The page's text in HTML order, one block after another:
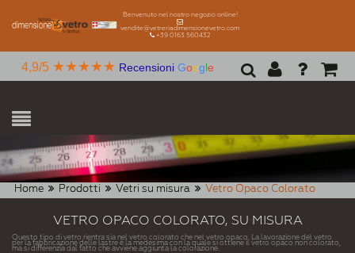
Benvenuto nel nostro negozio online!
vendite@vetreriadimensionevetro.com
+39 0163 560432
4,9/5 ★★★★★ Recensioni Google
Home Prodotti Vetri su misura Vetro Opaco Colorato
VETRO OPACO COLORATO, SU MISURA
Questo tipo di vetro rientra sia nel vetro colorato che nel vetro opaco. La lavorazione del vetro
per la fabbricazione delle lastre è la medesima con la quale si ottiene il vetro opaco non colorato,
ma si differenzia dal fatto che avviene aggiunta la colorazione.